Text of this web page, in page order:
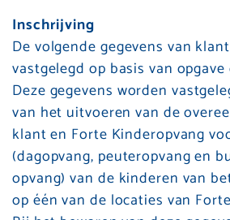
Inschrijving
De volgende gegevens van
vastgelegd op basis van
Deze gegevens worden
van het uitvoeren van de
klant en Forte Kinderopvang
(dagopvang, peuteropvang en
opvang) van de kinderen van
op één van de locaties van